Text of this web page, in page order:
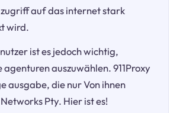
auf das internet stark
wird.
ist es jedoch wichtig,
auszuwählen. 911Proxy
ausgabe, die nur Von ihnen
Pty. Hier ist es!